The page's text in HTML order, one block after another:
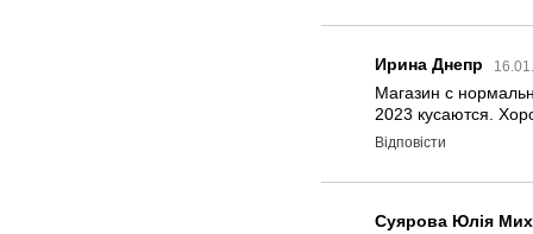
Ирина Днепр
Магазин с
2023 кусаются.
Відповісти
Суярова Юлія